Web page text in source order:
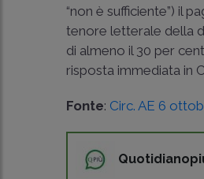
“non è sufficiente”) il
tenore letterale della
di almeno il 30 per
risposta immediata in
Fonte: Circ. AE 6